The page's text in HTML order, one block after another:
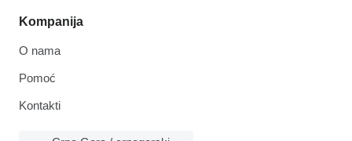
Kompanija
O nama
Pomoć
Kontakti